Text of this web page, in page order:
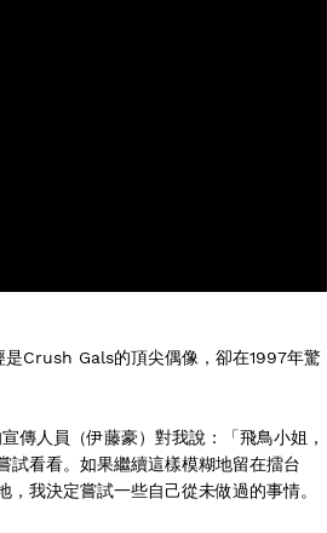
Crush Gals的頂尖偶像，卻在1997年驚
傳人員（伊藤豪）對我說：「飛鳥小姐，
試看看。如果繼續這樣模糊地留在擂台
我決定嘗試一些自己從未做過的事情。